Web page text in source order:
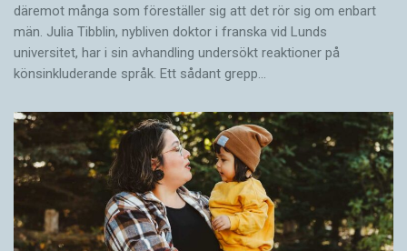
där­emot många som föreställer sig att det rör sig om enbart
män. Julia Tibblin, nybliven doktor i franska vid Lunds
universitet, har i sin avhandling undersökt reaktioner på
könsinkluderande språk. Ett sådant grepp…